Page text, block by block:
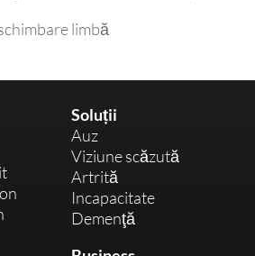
limbă
Soluții
Auz
Viziune scăzută
Artrită
Incapacitate
Demenţă